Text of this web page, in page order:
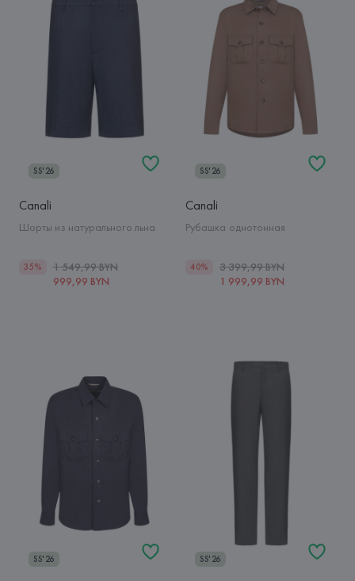
SS'26
Canali
Шорты из натурального льна
35%
1 549,99 BYN
999,99 BYN
SS'26
Canali
Рубашка однотонная
40%
3 399,99 BYN
1 999,99 BYN
SS'26 SS'26